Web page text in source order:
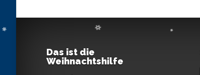
Das ist die
Weihnachtshilfe